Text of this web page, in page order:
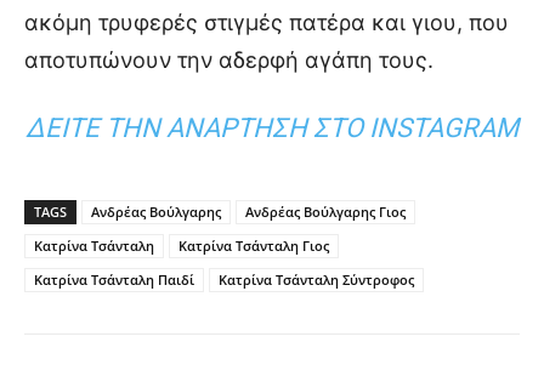
ακόμη τρυφερές στιγμές πατέρα και γιου, που
αποτυπώνουν την αδερφή αγάπη τους.
ΔΕΊΤΕ ΤΗΝ ΑΝΆΡΤΗΣΗ ΣΤΟ INSTAGRAM
TAGS Ανδρέας Βούλγαρης
Ανδρέας Βούλγαρης Γιος
Κατρίνα Τσάνταλη
Κατρίνα Τσάνταλη Γιος
Κατρίνα Τσάνταλη Παιδί
Κατρίνα Τσάνταλη Σύντροφος